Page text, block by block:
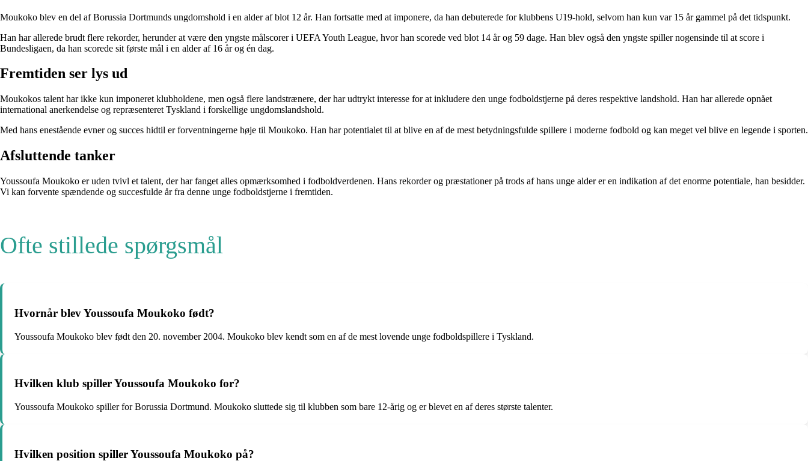
Moukoko blev en del af Borussia Dortmunds ungdomshold i en alder af blot 12 år. Han fortsatte med at imponere, da han debuterede for klubbens U19-hold, selvom han kun var 15 år gammel på det tidspunkt.
Han har allerede brudt flere rekorder, herunder at være den yngste målscorer i UEFA Youth League, hvor han scorede ved blot 14 år og 59 dage. Han blev også den yngste spiller nogensinde til at score i
Bundesligaen, da han scorede sit første mål i en alder af 16 år og én dag.
Fremtiden ser lys ud
Moukokos talent har ikke kun imponeret klubholdene, men også flere landstrænere, der har udtrykt interesse for at inkludere den unge fodboldstjerne på deres respektive landshold. Han har allerede opnået
international anerkendelse og repræsenteret Tyskland i forskellige ungdomslandshold.
Med hans enestående evner og succes hidtil er forventningerne høje til Moukoko. Han har potentialet til at blive en af de mest betydningsfulde spillere i moderne fodbold og kan meget vel blive en legende i sporten.
Afsluttende tanker
Youssoufa Moukoko er uden tvivl et talent, der har fanget alles opmærksomhed i fodboldverdenen. Hans rekorder og præstationer på trods af hans unge alder er en indikation af det enorme potentiale, han besidder.
Vi kan forvente spændende og succesfulde år fra denne unge fodboldstjerne i fremtiden.
Ofte stillede spørgsmål
Hvornår blev Youssoufa Moukoko født?
Youssoufa Moukoko blev født den 20. november 2004. Moukoko blev kendt som en af de mest lovende unge fodboldspillere i Tyskland.
Hvilken klub spiller Youssoufa Moukoko for?
Youssoufa Moukoko spiller for Borussia Dortmund. Moukoko sluttede sig til klubben som bare 12-årig og er blevet en af deres største talenter.
Hvilken position spiller Youssoufa Moukoko på?